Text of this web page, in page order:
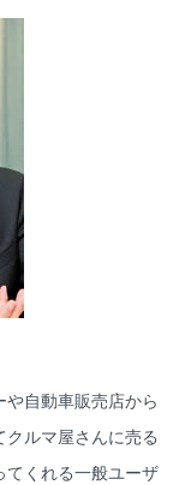
自動車販売店から
ルマ屋さんに売る
てくれる一般ユーザ